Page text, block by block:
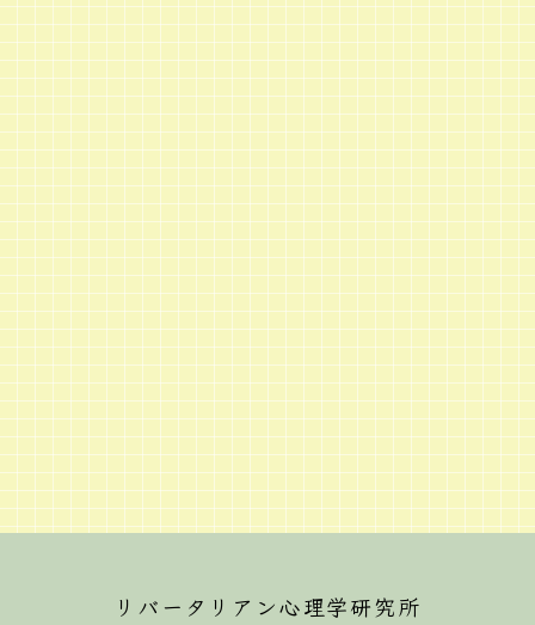
リバータリアン心理学研究所